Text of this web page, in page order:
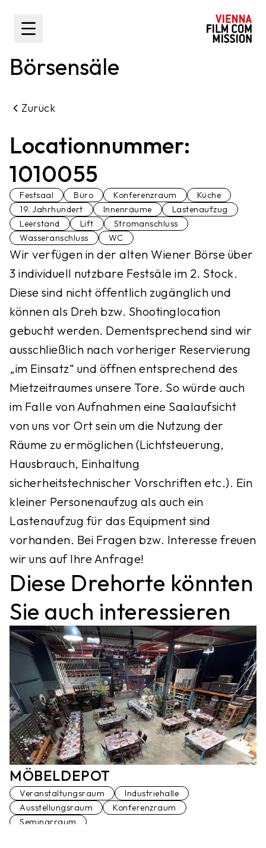
Toggle Sidebar
Börsensäle
Zurück
Locationnummer:
1010055
Festsaal Büro Konferenzraum
Küche
19. Jahrhundert
Innenräume
Lastenaufzug
Leerstand
Lift
Stromanschluss
Wasseranschluss
WC
Wir verfügen in der alten Wiener Börse über
3 individuell nutzbare Festsäle im 2. Stock.
Diese sind nicht öffentlich zugänglich und
können als Dreh bzw. Shootinglocation
gebucht werden. Dementsprechend sind wir
ausschließlich nach vorheriger Reservierung
„im Einsatz“ und öffnen entsprechend des
Mietzeitraumes unsere Tore. So würde auch
im Falle von Aufnahmen eine Saalaufsicht
von uns vor Ort sein um die Nutzung der
Räume zu ermöglichen (Lichtsteuerung,
Hausbrauch, Einhaltung
sicherheitstechnischer Vorschriften etc.). Ein
kleiner Personenaufzug als auch ein
Lastenaufzug für das Equipment sind
vorhanden. Bei Fragen bzw. Interesse freuen
wir uns auf Ihre Anfrage!
Diese Drehorte könnten
Sie auch interessieren
MÖBELDEPOT
Veranstaltungsraum
Industriehalle
Ausstellungsraum
Konferenzraum
Seminarraum